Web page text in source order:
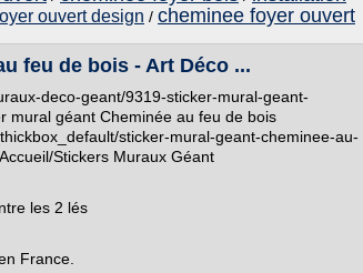
ouvert design / cheminee foyer ouvert
feu de bois - Art Déco ...
deco-geant/9319-sticker-mural-geant-
mural géant Cheminée au feu de bois
sticker-mural-geant-cheminee-au-
Stickers Muraux Géant
les 2 lés
France.